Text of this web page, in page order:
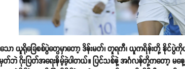
သော ယူရိုခြေစစ်ပွဲတွေမှာတော့ ဒိန်းမတ်၊ တူရကီ၊ ယူကရိန်းတို့ နိုင်ပွဲ
ဘဲ ဂိုးပြတ်အရေးနိမ့်ခဲ့ပါတယ်။ ပြင်သစ်နဲ့ အင်္ဂလန်တို့ကတော့ မန